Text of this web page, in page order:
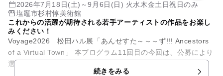
2026年7月18日(土)～9月6日(日) 火水木金土日祝日のみ
塩竈市杉村惇美術館
これからの活躍が期待される若手アーティストの作品をお楽し
みください！
Voyage2026 松田ハル展「あんせすた～～～ず!!! Ancestors
of a Virtual Town」 本プログラム11回目の今回は、公募により
選考された版画家・あるがあく、...
続きをみる